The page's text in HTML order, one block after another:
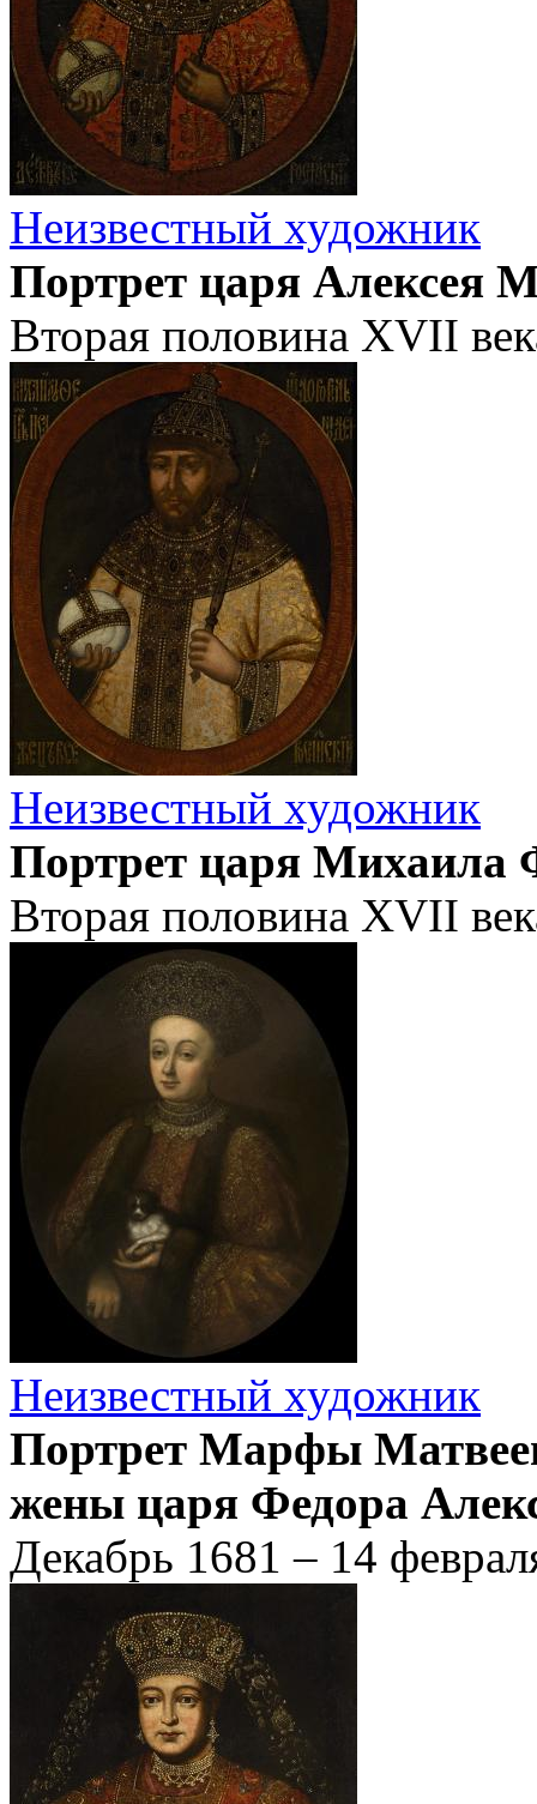
Неизвестный художник
Портрет царя Алексея
Вторая половина XVII
Неизвестный художник
Портрет царя Михаила
Вторая половина XVII
Неизвестный художник
Портрет Марфы
жены царя Федора
Декабрь 1681 – 14